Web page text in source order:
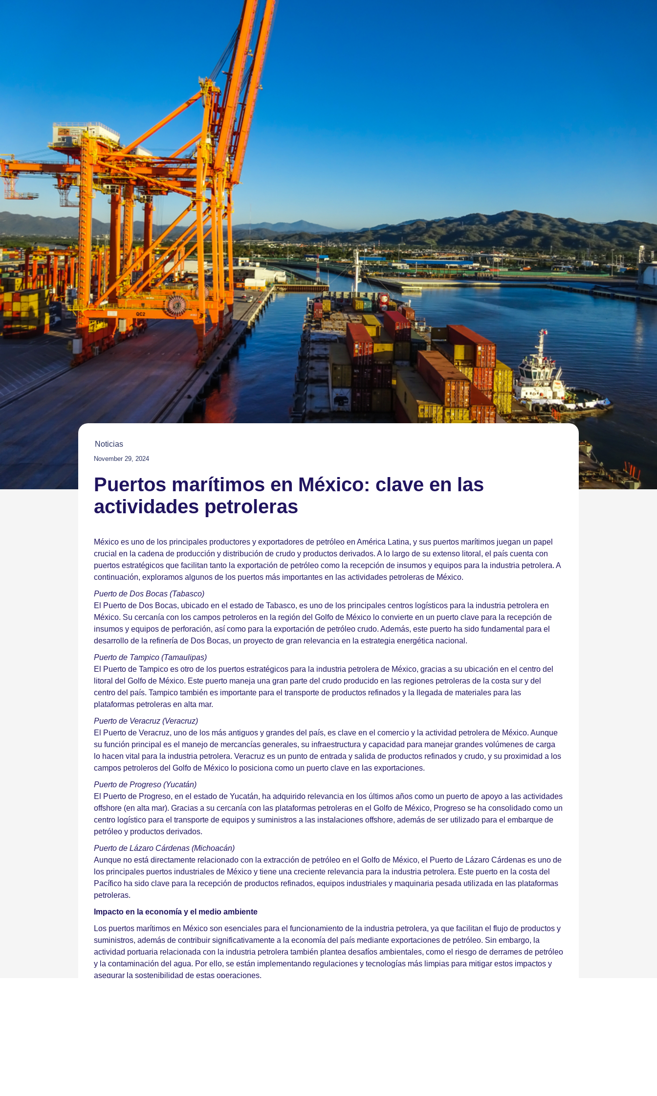
Noticias
November 29, 2024
Puertos marítimos en México: clave en las
actividades petroleras
México es uno de los principales productores y exportadores de petróleo en América Latina, y sus puertos marítimos juegan un papel
crucial en la cadena de producción y distribución de crudo y productos derivados. A lo largo de su extenso litoral, el país cuenta con
puertos estratégicos que facilitan tanto la exportación de petróleo como la recepción de insumos y equipos para la industria petrolera. A
continuación, exploramos algunos de los puertos más importantes en las actividades petroleras de México.
Puerto de Dos Bocas (Tabasco)
El Puerto de Dos Bocas, ubicado en el estado de Tabasco, es uno de los principales centros logísticos para la industria petrolera en
México. Su cercanía con los campos petroleros en la región del Golfo de México lo convierte en un puerto clave para la recepción de
insumos y equipos de perforación, así como para la exportación de petróleo crudo. Además, este puerto ha sido fundamental para el
desarrollo de la refinería de Dos Bocas, un proyecto de gran relevancia en la estrategia energética nacional.
Puerto de Tampico (Tamaulipas)
El Puerto de Tampico es otro de los puertos estratégicos para la industria petrolera de México, gracias a su ubicación en el centro del
litoral del Golfo de México. Este puerto maneja una gran parte del crudo producido en las regiones petroleras de la costa sur y del
centro del país. Tampico también es importante para el transporte de productos refinados y la llegada de materiales para las
plataformas petroleras en alta mar.
Puerto de Veracruz (Veracruz)
El Puerto de Veracruz, uno de los más antiguos y grandes del país, es clave en el comercio y la actividad petrolera de México. Aunque
su función principal es el manejo de mercancías generales, su infraestructura y capacidad para manejar grandes volúmenes de carga
lo hacen vital para la industria petrolera. Veracruz es un punto de entrada y salida de productos refinados y crudo, y su proximidad a los
campos petroleros del Golfo de México lo posiciona como un puerto clave en las exportaciones.
Puerto de Progreso (Yucatán)
El Puerto de Progreso, en el estado de Yucatán, ha adquirido relevancia en los últimos años como un puerto de apoyo a las actividades
offshore (en alta mar). Gracias a su cercanía con las plataformas petroleras en el Golfo de México, Progreso se ha consolidado como un
centro logístico para el transporte de equipos y suministros a las instalaciones offshore, además de ser utilizado para el embarque de
petróleo y productos derivados.
Puerto de Lázaro Cárdenas (Michoacán)
Aunque no está directamente relacionado con la extracción de petróleo en el Golfo de México, el Puerto de Lázaro Cárdenas es uno de
los principales puertos industriales de México y tiene una creciente relevancia para la industria petrolera. Este puerto en la costa del
Pacífico ha sido clave para la recepción de productos refinados, equipos industriales y maquinaria pesada utilizada en las plataformas
petroleras.
Impacto en la economía y el medio ambiente
Los puertos marítimos en México son esenciales para el funcionamiento de la industria petrolera, ya que facilitan el flujo de productos y
suministros, además de contribuir significativamente a la economía del país mediante exportaciones de petróleo. Sin embargo, la
actividad portuaria relacionada con la industria petrolera también plantea desafíos ambientales, como el riesgo de derrames de petróleo
y la contaminación del agua. Por ello, se están implementando regulaciones y tecnologías más limpias para mitigar estos impactos y
asegurar la sostenibilidad de estas operaciones.